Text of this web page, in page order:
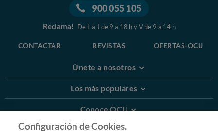
900 055 105
Reclama! De L a J de 9 a 18 h y V de 9 a 14 h
CONTACTAR REVISTAS OFERTAS-OCU
Únete a nosotros
Los más populares
Conoce OCU
Configuración de Cookies.